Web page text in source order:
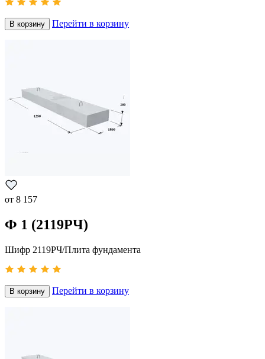
В корзину Перейти в корзину
от 8 157
Ф 1 (2119РЧ)
Шифр 2119РЧ/Плита фундамента
В корзину Перейти в корзину